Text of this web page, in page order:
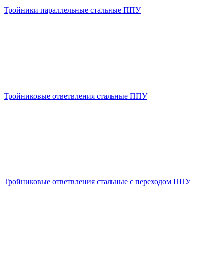
Тройники параллельные стальные ППУ
Тройниковые ответвления стальные ППУ
Тройниковые ответвления стальные с переходом ППУ